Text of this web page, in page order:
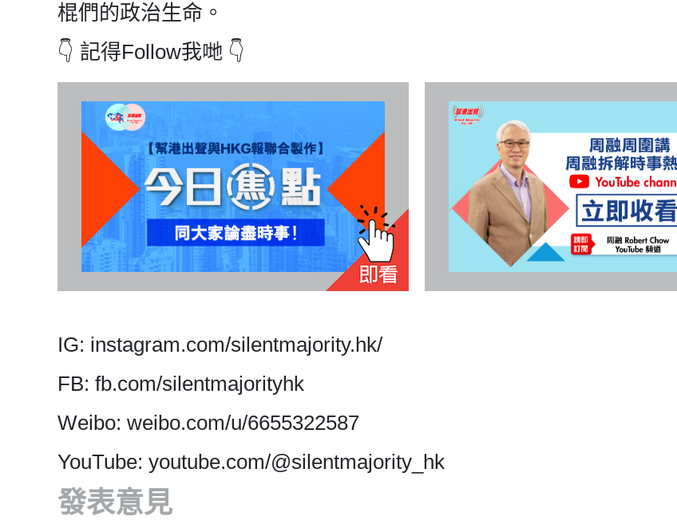
棍們的政治生命。
👇 記得Follow我哋 👇
IG: instagram.com/silentmajority.hk/
FB: fb.com/silentmajorityhk
Weibo: weibo.com/u/6655322587
YouTube: youtube.com/@silentmajority_hk
發表意見